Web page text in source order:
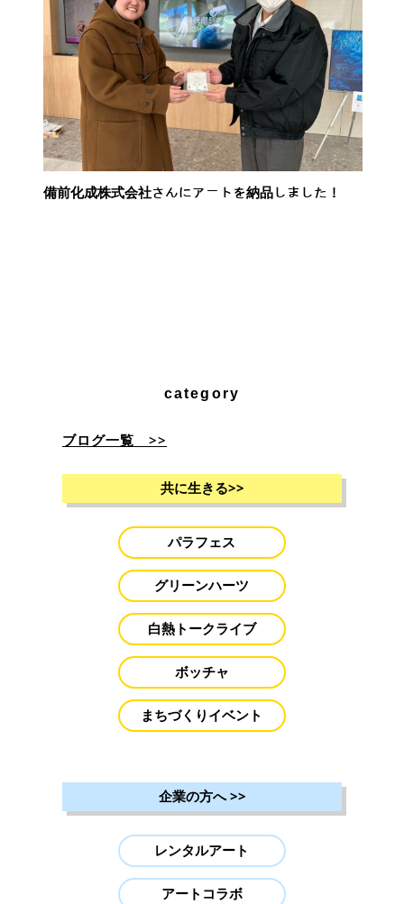
備前化成株式会社さんにアートを納品しました！
category
ブログ一覧 >>
共に生きる>>
パラフェス
グリーンハーツ
白熱トークライブ
ボッチャ
まちづくりイベント
企業の方へ>>
レンタルアート
アートコラボ